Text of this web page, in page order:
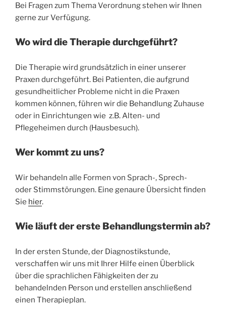
Bei Fragen zum Thema Verordnung stehen wir Ihnen
gerne zur Verfügung.
Wo wird die Therapie durchgeführt?
Die Therapie wird grundsätzlich in einer unserer
Praxen durchgeführt. Bei Patienten, die aufgrund
gesundheitlicher Probleme nicht in die Praxen
kommen können, führen wir die Behandlung Zuhause
oder in Einrichtungen wie z.B. Alten- und
Pflegeheimen durch (Hausbesuch).
Wer kommt zu uns?
Wir behandeln alle Formen von Sprach-, Sprech-
oder Stimmstörungen. Eine genaure Übersicht finden
Sie hier.
Wie läuft der erste Behandlungstermin ab?
In der ersten Stunde, der Diagnostikstunde,
verschaffen wir uns mit Ihrer Hilfe einen Überblick
über die sprachlichen Fähigkeiten der zu
behandelnden Person und erstellen anschließend
einen Therapieplan.